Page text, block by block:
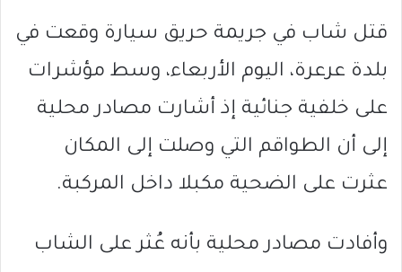
قتل شاب في جريمة حريق سيارة وقعت في
بلدة عرعرة، اليوم الأربعاء، وسط مؤشرات
على خلفية جنائية إذ أشارت مصادر محلية
إلى أن الطواقم التي وصلت إلى المكان
عثرت على الضحية مكبلا داخل المركبة.
وأفادت مصادر محلية بأنه عُثر على الشاب